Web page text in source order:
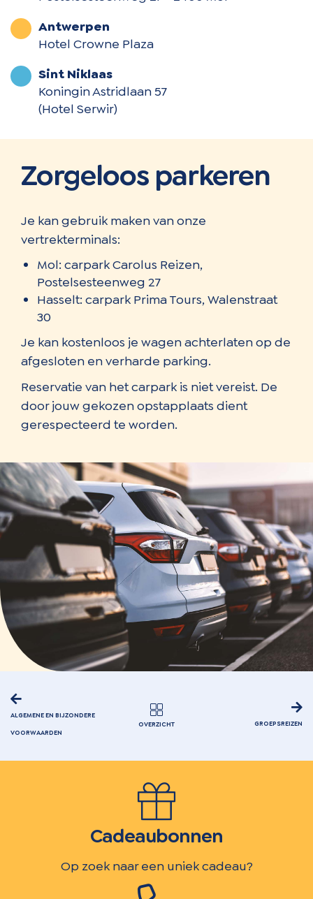
Antwerpen
Hotel Crowne Plaza
Sint Niklaas
Koningin Astridlaan 57
(Hotel Serwir)
Zorgeloos parkeren
Je kan gebruik maken van onze
vertrekterminals:
Mol: carpark Carolus Reizen,
Postelsesteenweg 27
Hasselt: carpark Prima Tours, Walenstraat
30
Je kan kostenloos je wagen achterlaten op de
afgesloten en verharde parking.
Reservatie van het carpark is niet vereist. De
door jouw gekozen opstapplaats dient
gerespecteerd te worden.
ALGEMENE EN BIJZONDERE
VOORWAARDEN
OVERZICHT GROEPSREIZEN
Cadeaubonnen
Op zoek naar een uniek cadeau?